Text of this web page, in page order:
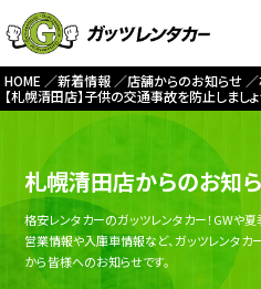
HOME 新着情報 店舗からのお知らせ
【札幌清田店】子供の交通事故を防止しましょ
札幌清田店からのお知
格安レンタカーのガッツレンタカー！GWや
営業情報や入庫車情報など、ガッツレンタカ
から皆様へのお知らせです。